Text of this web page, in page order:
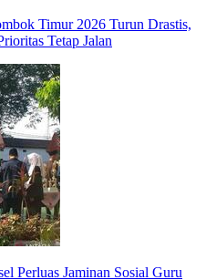
Timur 2026 Turun Drastis,
Tetap Jalan
Perluas Jaminan Sosial Guru